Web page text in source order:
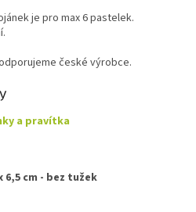
je pro max 6 pastelek.
české výrobce.
a pravítka
6,5 cm - bez tužek